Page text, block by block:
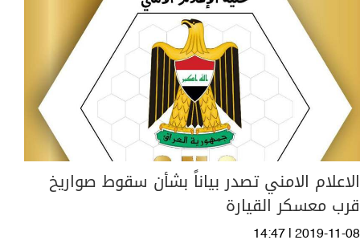
الاعلام الامني تصدر بياناً بشأن سقوط صواريخ
قرب معسكر القيارة
14:47 | 2019-11-08